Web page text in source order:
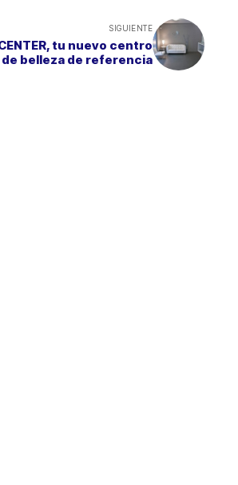
SIGUIENTE
tu nuevo centro
de belleza de referencia